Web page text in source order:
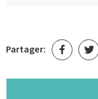
Partager: